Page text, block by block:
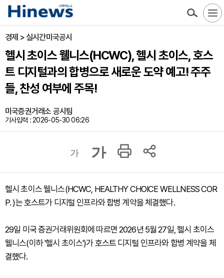
경제 > 실시간미국공시
헬시 초이스 웰니스(HCWC), 헬시 초이스, 호스
트 디지털과의 합병으로 새로운 도약 예고! 주주
들, 찬성 여부에 주목!
미국증권거래소 공시팀
기사입력 : 2026-05-30 06:26
가 가
헬시 초이스 웰니스(HCWC, HEALTHY CHOICE WELLNESS COR
P. )는 호스트가 디지털 인프라와 합병 계약을 체결했다.
29일 미국 증권거래위원회에 따르면 2026년 5월 27일, 헬시 초이스
웰니스(이하 '헬시 초이스')가 호스트 디지털 인프라와 합병 계약을 체
결했다.